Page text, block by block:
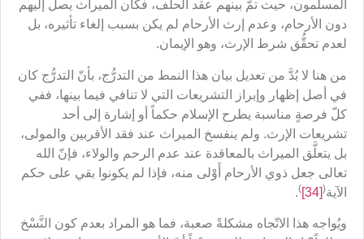
المسلمون، حيث تمّ بينهم عقد الحلف، فكان الميراث يصل إليهم
دون الأرحام، وعدم إرث الأرحام لم يكن بسبب إلغاء تأثيره، بل
لعدم تحقُّق شرط الإرث، وهو الإيمان.
من هنا لا بُدَّ من تعديل بيان هذا النمط من التدرُّج، بأنّ التدرُّج كان
في أصل إظهار وإبراز التشريعات التي لا تنافي فيما بينها، ففي
كلّ فرصةٍ مناسبة يطرح الإسلام حكماً أو إشارة إلى أحد
تشريعات الإرث. ولم ينفسخ الميراث عند فقد الأقربين والمولى،
بل يتعلَّق الميراث بالمعاقدة عند عدم الرحم والولاء، فإنّ الله
تعالى جعل ذوي الأرحام أَوْلى منه، فإذا لم يكونوا بقي على حكم
الآية(
[34]
)
.
ويُواجه هذا الاتّجاه مشكلةً صعبة، فما هو المراد بعدم كون النَّسْخ